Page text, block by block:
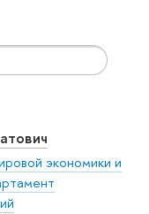
экономики и